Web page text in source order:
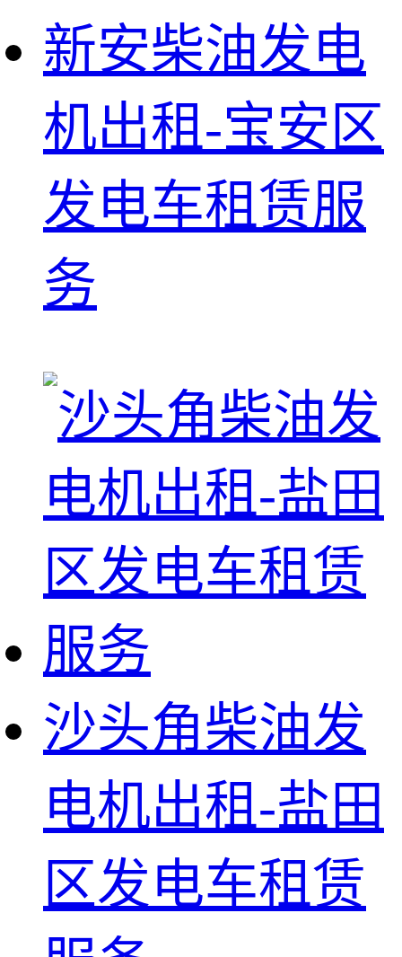
新安柴油发电
机出租-宝安区
发电车租赁服
务
沙头角柴油发
电机出租-盐田
区发电车租赁